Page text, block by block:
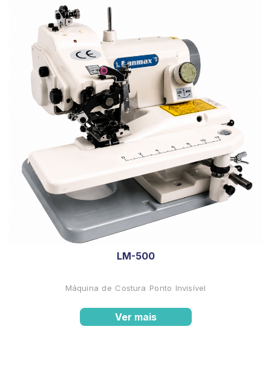
LM-500
Máquina de Costura Ponto Invisível
Ver mais